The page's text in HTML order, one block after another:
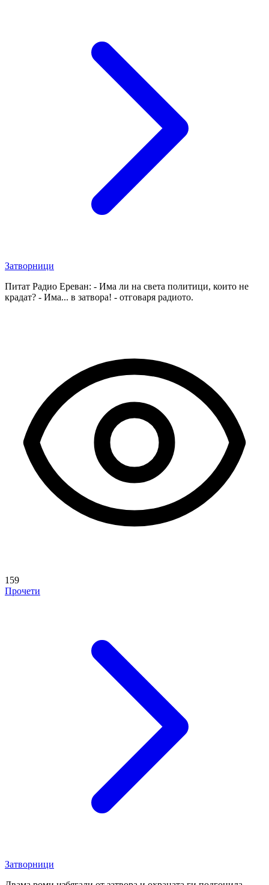
Затворници
Питат Радио Ереван: - Има ли на света политици, които не
крадат? - Има... в затвора! - отговаря радиото.
159
Прочети
Затворници